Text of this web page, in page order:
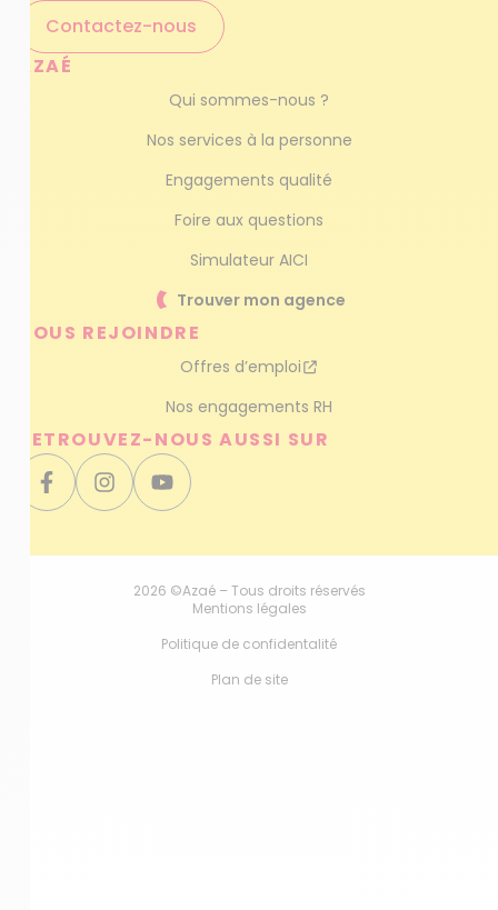
Contactez-nous
AZAÉ
Qui sommes-nous ?
Nos services à la personne
Engagements qualité
Foire aux questions
Simulateur AICI
Trouver mon agence
NOUS REJOINDRE
Offres d’emploi
Nos engagements RH
RETROUVEZ-NOUS AUSSI SUR
2026 ©Azaé – Tous droits réservés
Mentions légales
Politique de confidentalité
Plan de site